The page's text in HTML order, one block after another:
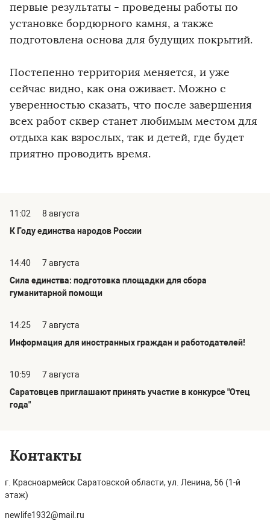
первые результаты - проведены работы по
установке бордюрного камня, а также
подготовлена основа для будущих покрытий.
Постепенно территория меняется, и уже
сейчас видно, как она оживает. Можно с
уверенностью сказать, что после завершения
всех работ сквер станет любимым местом для
отдыха как взрослых, так и детей, где будет
приятно проводить время.
11:02
8 августа
К Году единства народов России
14:40
7 августа
Сила единства: подготовка площадки для сбора
гуманитарной помощи
14:25
7 августа
Информация для иностранных граждан и работодателей!
10:59
7 августа
Саратовцев приглашают принять участие в конкурсе "Отец
года"
Контакты
г. Красноармейск Саратовской области, ул. Ленина, 56 (1-й
этаж)
newlife1932@mail.ru